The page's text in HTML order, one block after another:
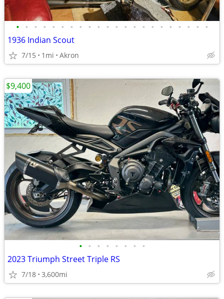
• • • • • • • • • • • • • • • • • • • • • •
1936 Indian Scout
7/15 1mi Akron
• • • • • • • •
2023 Triumph Street Triple RS
7/18 3,600mi
$9,400